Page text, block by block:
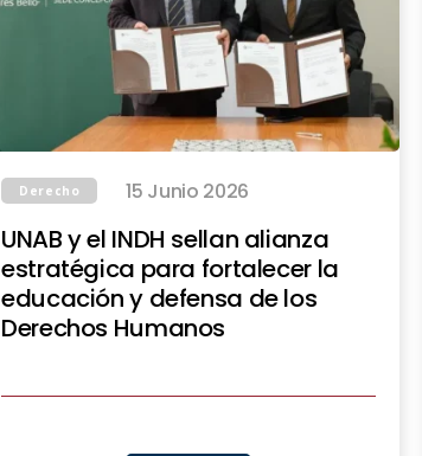
Derecho 15 Junio 2026
UNAB y el INDH sellan alianza
estratégica para fortalecer la
educación y defensa de los
Derechos Humanos